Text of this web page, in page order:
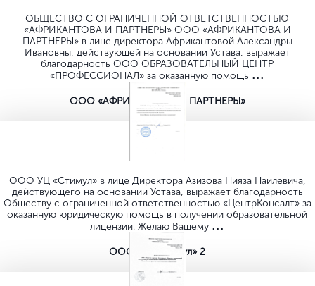
ОБЩЕСТВО C ОГРАНИЧЕННОЙ ОТВЕТСТВЕННОСТЬЮ
«АФРИКАНТОВА И ПАРТНЕРЫ» ООО «АФРИКАНТОВА И
ПАРТНЕРЫ» в лице директора Африкантовой Александры
Ивановны, действующей на основании Устава, выражает
благодарность ООО ОБРАЗОВАТЕЛЬНЫЙ ЦЕНТР
«ПРОФЕССИОНАЛ» за оказанную помощь ...
ООО «АФРИКАНТОВА И ПАРТНЕРЫ»
ООО УЦ «Стимул» в лице Директора Азизова Нияза Наилевича,
действующего на основании Устава, выражает благодарность
Обществу с ограниченной ответственностью «ЦентрКонсалт» за
оказанную юридическую помощь в получении образовательной
лицензии. Желаю Вашему ...
ООО УЦ «Стимул» 2